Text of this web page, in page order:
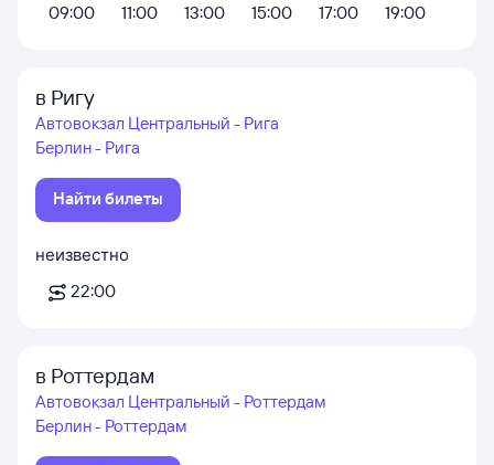
09:00 11:00 13:00 15:00 17:00 19:00
в Ригу
Автовокзал Центральный - Рига
Берлин - Рига
Найти билеты
неизвестно
22:00
в Роттердам
Автовокзал Центральный - Роттердам
Берлин - Роттердам